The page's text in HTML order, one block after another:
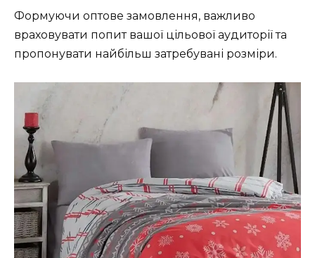
Формуючи оптове замовлення, важливо
враховувати попит вашої цільової аудиторії та
пропонувати найбільш затребувані розміри.